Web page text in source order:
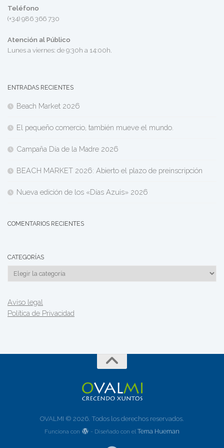
Teléfono
(+34) 986 366 730
Atención al Público
Lunes a viernes: de 9:30h a 14:00h.
ENTRADAS RECIENTES
Beach Market 2026
El pequeño comercio, también mueve el mundo.
Campaña Día de la Madre 2026
BEACH MARKET 2026: Abierto el plazo de preinscripción
Nueva edición de los «Días Azuis» 2026
COMENTARIOS RECIENTES
CATEGORÍAS
Categorías
Aviso legal
Política de Privacidad
OVALMI © 2026. Todos los derechos reservados.
Funciona con - Diseñado con elTema Hueman